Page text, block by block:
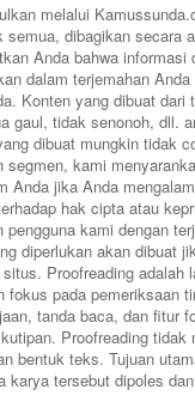
melalui
dibagikan secara
Anda bahwa informasi
dalam terjemahan Anda
Konten yang dibuat dari
gaul, tidak senonoh, dll.
dibuat mungkin tidak
segmen, kami
Anda jika Anda
hak cipta atau
kami dengan
diperlukan akan dibuat
Proofreading adalah
fokus pada pemeriksaan
tanda baca, dan fitur
Proofreading tidak
bentuk teks. Tujuan
karya tersebut dipoles